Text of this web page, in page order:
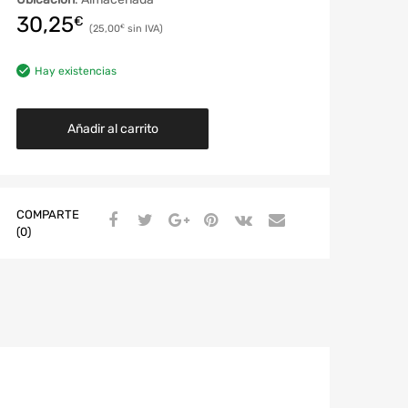
30,25€ 25,00€
Hay existencias
Añadir al carrito
COMPARTE
(0)